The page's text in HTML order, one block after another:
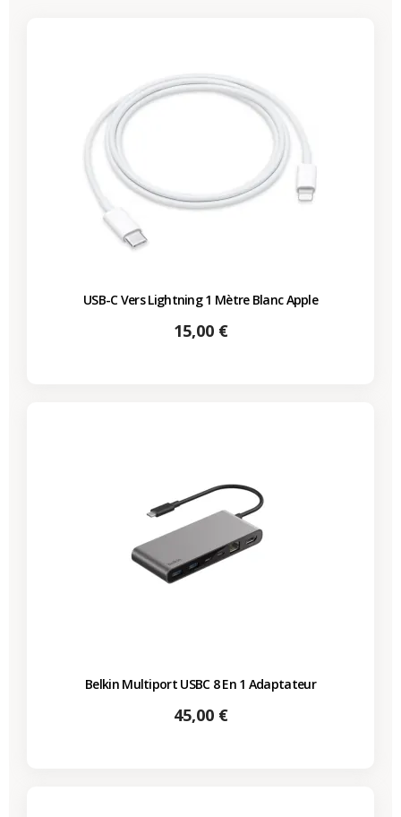
USB-C Vers Lightning 1 Mètre Blanc Apple
Prix
15,00 €
Belkin Multiport USBC 8 En 1 Adaptateur
Prix
45,00 €